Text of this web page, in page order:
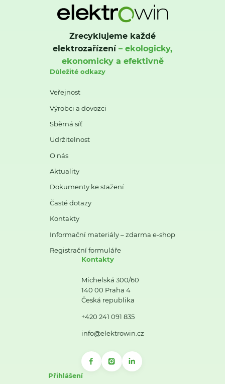
Zrecyklujeme každé
elektrozařízení– ekologicky,
ekonomicky a efektivně
Důležité odkazy
Veřejnost
Výrobci a dovozci
Sběrná síť
Udržitelnost
O nás
Aktuality
Dokumenty ke stažení
Časté dotazy
Kontakty
Informační materiály – zdarma e-shop
Registrační formuláře
Kontakty
Michelská 300/60
140 00 Praha 4
Česká republika
+420 241 091 835
info@elektrowin.cz
Přihlášení